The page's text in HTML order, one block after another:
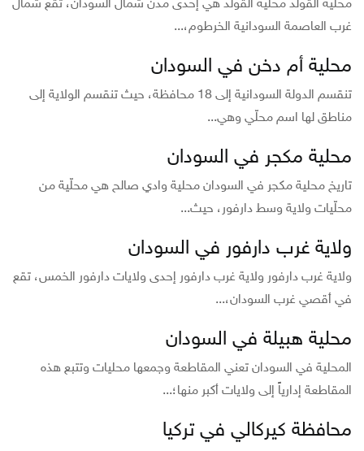
محلية القولد محلية القولد هي إحدى مدن شمال السودان، تقع شمال
غرب العاصمة السودانية الخرطوم،...
محلية أم دخن في السودان
تنقسم الدولة السودانية إلى 18 محافظة، حيث تنقسم الولاية إلى
مناطق لها اسم محلّي وهي...
محلية مكجر في السودان
تاريخ محلية مكجر في السودان محلية وادي صالح هي محلّية من
محلّيات ولاية وسط دارفور، حيث...
ولاية غرب دارفور في السودان
ولاية غرب دارفور ولاية غرب دارفور إحدى ولايات دارفور الخمس، تقع
في أقصي غرب السودان،...
محلية هبيلة في السودان
المحلية في السودان تعني المقاطعة وجمعها محليات وتتبع هذه
المقاطعة إدارياً إلى ولايات أكبر منها؛...
محافظة كيركالي في تركيا